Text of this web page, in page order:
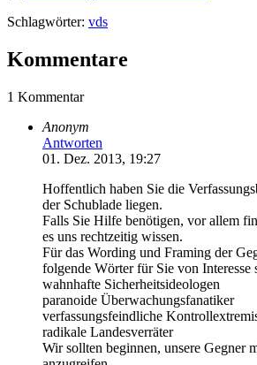
Schlagwörter: vds
Kommentare
1 Kommentar
Anonym
Antworten
01. Dez. 2013, 19:27
Hoffentlich haben Sie die
der Schublade liegen.
Falls Sie Hilfe benötigen, vor allem
es uns rechtzeitig wissen.
Für das Wording und Framing der
folgende Wörter für Sie von Interesse
wahnhafte Sicherheitsideologen
paranoide Überwachungsfanatiker
verfassungsfeindliche
radikale Landesverräter
Wir sollten beginnen, unsere Gegner